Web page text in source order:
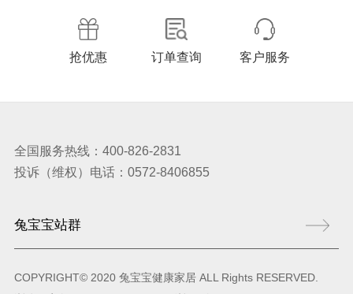
抢优惠 订单查询 客户服务
全国服务热线：400-826-2831
投诉（维权）电话：0572-8406855
COPYRIGHT© 2020 兔宝宝健康家居 ALL Rights RESERVED.